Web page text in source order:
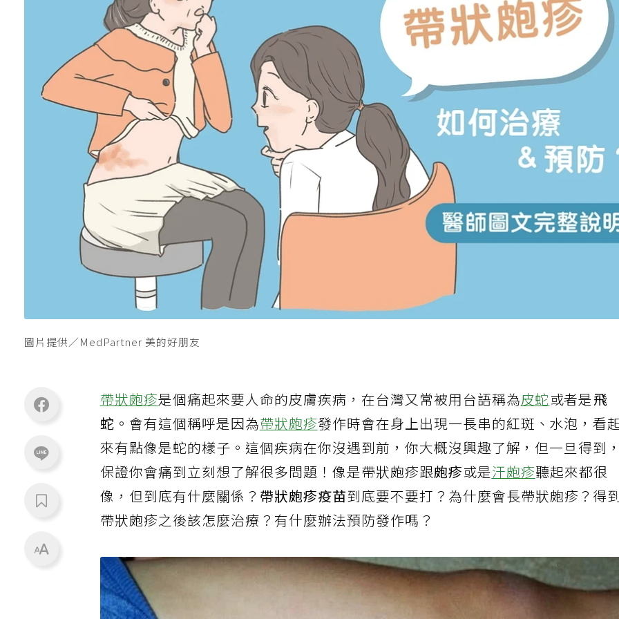
圖片提供／MedPartner 美的好朋友
帶狀皰疹是個痛起來要人命的皮膚疾病，在台灣又常被用台語稱為皮蛇或者是飛
蛇 。會有這個稱呼是因為帶狀皰疹發作時會在身上出現一長串的紅斑、水泡，看
來有點像是蛇的樣子。這個疾病在你沒遇到前，你大概沒興趣了解，但一旦得到，
保證你會痛到立刻想了解很多問題！像是帶狀皰疹跟皰疹或是汗皰疹聽起來都很
像，但到底有什麼關係？帶狀皰疹疫苗到底要不要打？為什麼會長帶狀皰疹？得到
帶狀皰疹之後該怎麼治療？有什麼辦法預防發作嗎？